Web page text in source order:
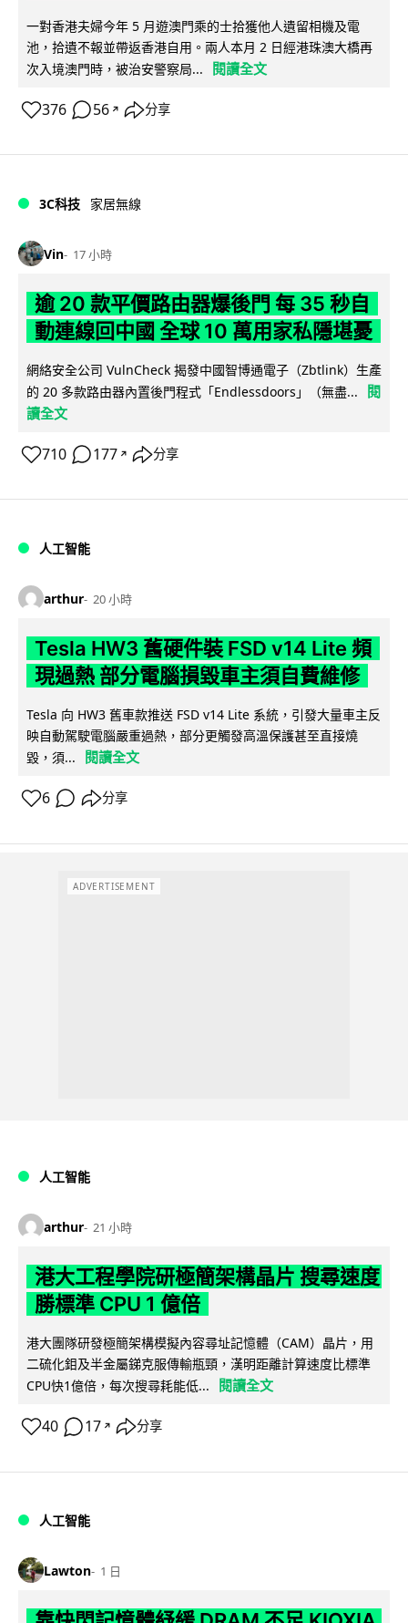
一對香港夫婦今年 5 月遊澳門乘的士拾獲他人遺留相機及電
池，拾遺不報並帶返香港自用。兩人本月 2 日經港珠澳大橋再
次入境澳門時，被治安警察局...
閱讀全文
376 56 ↗ 分享
3C科技 家居無線
Vin 17 小時
逾 20 款平價路由器爆後門 每 35 秒自
動連線回中國 全球 10 萬用家私隱堪憂
網絡安全公司 VulnCheck 揭發中國智博通電子（Zbtlink）生產
的 20 多款路由器內置後門程式「Endlessdoors」（無盡...
閱
讀全文
710 177 ↗ 分享
人工智能
arthur 20 小時
Tesla HW3 舊硬件裝 FSD v14 Lite 頻
現過熱 部分電腦損毀車主須自費維修
Tesla 向 HW3 舊車款推送 FSD v14 Lite 系統，引發大量車主反
映自動駕駛電腦嚴重過熱，部分更觸發高溫保護甚至直接燒
毀，須...
閱讀全文
6 分享
ADVERTISEMENT
人工智能
arthur 21 小時
港大工程學院研極簡架構晶片 搜尋速度
勝標準 CPU 1 億倍
港大團隊研發極簡架構模擬內容尋址記憶體（CAM）晶片，用
二硫化鉬及半金屬銻克服傳輸瓶頸，漢明距離計算速度比標準
CPU快1億倍，每次搜尋耗能低...
閱讀全文
40 17 ↗ 分享
人工智能
Lawton 1 日